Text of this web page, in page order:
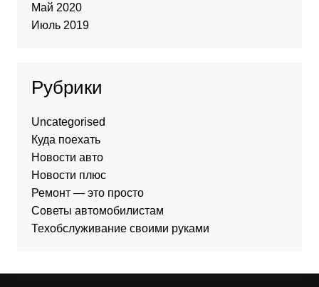
Май 2020
Июль 2019
Рубрики
Uncategorised
Куда поехать
Новости авто
Новости плюс
Ремонт — это просто
Советы автомобилистам
Техобслуживание своими руками